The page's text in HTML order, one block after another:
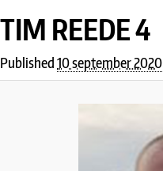
TIM REEDE 4
Published10 september 2020